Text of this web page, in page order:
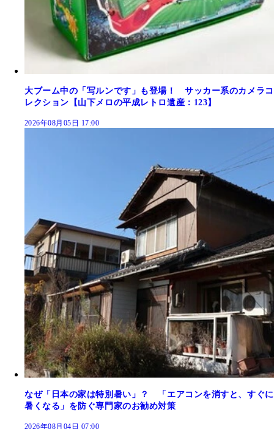
大ブーム中の「写ルンです」も登場！ サッカー系のカメラコ
レクション【山下メロの平成レトロ遺産：123】
2026年08月05日 17:00
なぜ「日本の家は特別暑い」？ 「エアコンを消すと、すぐに
暑くなる」を防ぐ専門家のお勧め対策
2026年08月04日 07:00